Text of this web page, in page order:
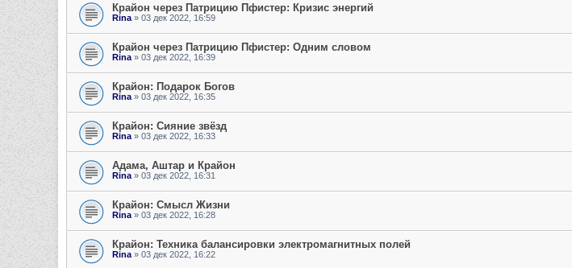
Крайон через Патрицию Пфистер: Кризис энергий
Rina » 03 дек 2022, 16:59
Крайон через Патрицию Пфистер: Одним словом
Rina » 03 дек 2022, 16:39
Крайон: Подарок Богов
Rina » 03 дек 2022, 16:35
Крайон: Сияние звёзд
Rina » 03 дек 2022, 16:33
Адама, Аштар и Крайон
Rina » 03 дек 2022, 16:31
Крайон: Смысл Жизни
Rina » 03 дек 2022, 16:28
Крайон: Техника балансировки электромагнитных полей
Rina » 03 дек 2022, 16:22